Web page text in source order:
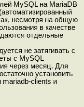
MySQL на MariaDB
несмотря на общую
в качестве
отдельные
не затягивать с
с MySQL
через месяц. Для
установить
mariadb-clients и